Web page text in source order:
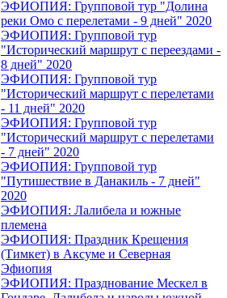
ЭФИОПИЯ: Групповой тур "Долина
реки Омо с перелетами - 9 дней" 2020
ЭФИОПИЯ: Групповой тур
"Исторический маршрут с переездами -
8 дней" 2020
ЭФИОПИЯ: Групповой тур
"Исторический маршрут с перелетами
- 11 дней" 2020
ЭФИОПИЯ: Групповой тур
"Исторический маршрут с перелетами
- 7 дней" 2020
ЭФИОПИЯ: Групповой тур
"Путишествие в Данакиль - 7 дней"
2020
ЭФИОПИЯ: Лалибела и южные
племена
ЭФИОПИЯ: Праздник Крещения
(Тимкет) в Аксуме и Северная
Эфиопия
ЭФИОПИЯ: Празднование Мескел в